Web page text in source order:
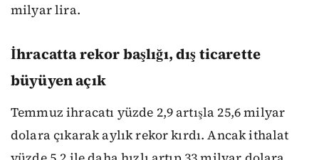
milyar lira.
İhracatta rekor başlığı, dış ticarette
büyüyen açık
Temmuz ihracatı yüzde 2,9 artışla 25,6 milyar
dolara çıkarak aylık rekor kırdı. Ancak ithalat